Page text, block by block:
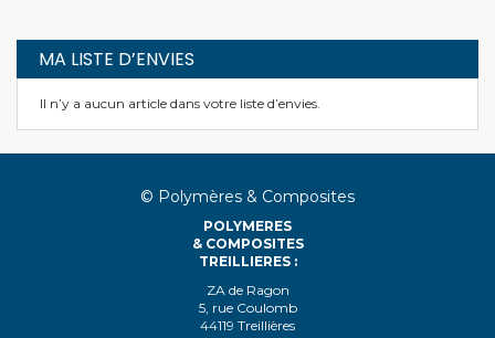
MA LISTE D’ENVIES
Il n’y a aucun article dans votre liste d’envies.
© Polymères & Composites
POLYMERES
& COMPOSITES
TREILLIERES :
ZA de Ragon
5, rue Coulomb
44119 Treillières